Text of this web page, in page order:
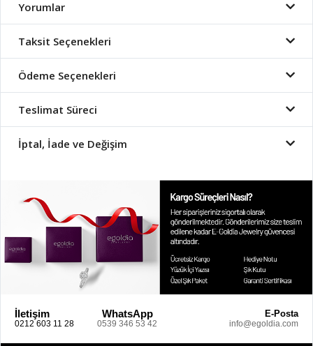
Yorumlar
Taksit Seçenekleri
Ödeme Seçenekleri
Teslimat Süreci
İptal, İade ve Değişim
İletişim
0212 603 11 28
WhatsApp
0539 346 53 42
E-Posta
info@egoldia.com